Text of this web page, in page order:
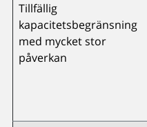
Tillfällig
kapacitetsbegränsning
med mycket stor
påverkan